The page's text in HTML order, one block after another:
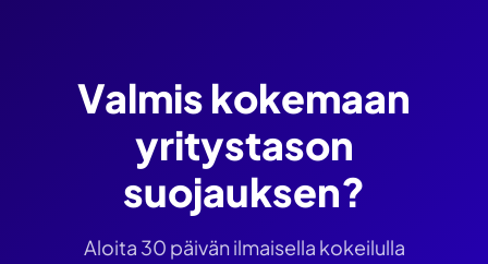
Valmis kokemaan
yritystason
suojauksen?
Aloita 30 päivän ilmaisella kokeilulla